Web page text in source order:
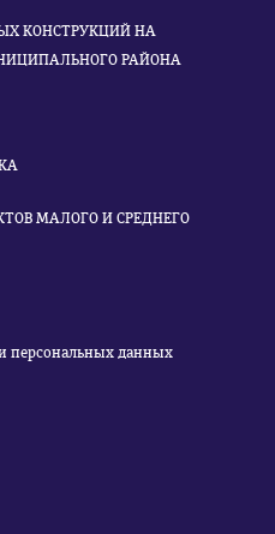
КОНСТРУКЦИЙ НА
РАЙОНА
МАЛОГО И СРЕДНЕГО
персональных данных